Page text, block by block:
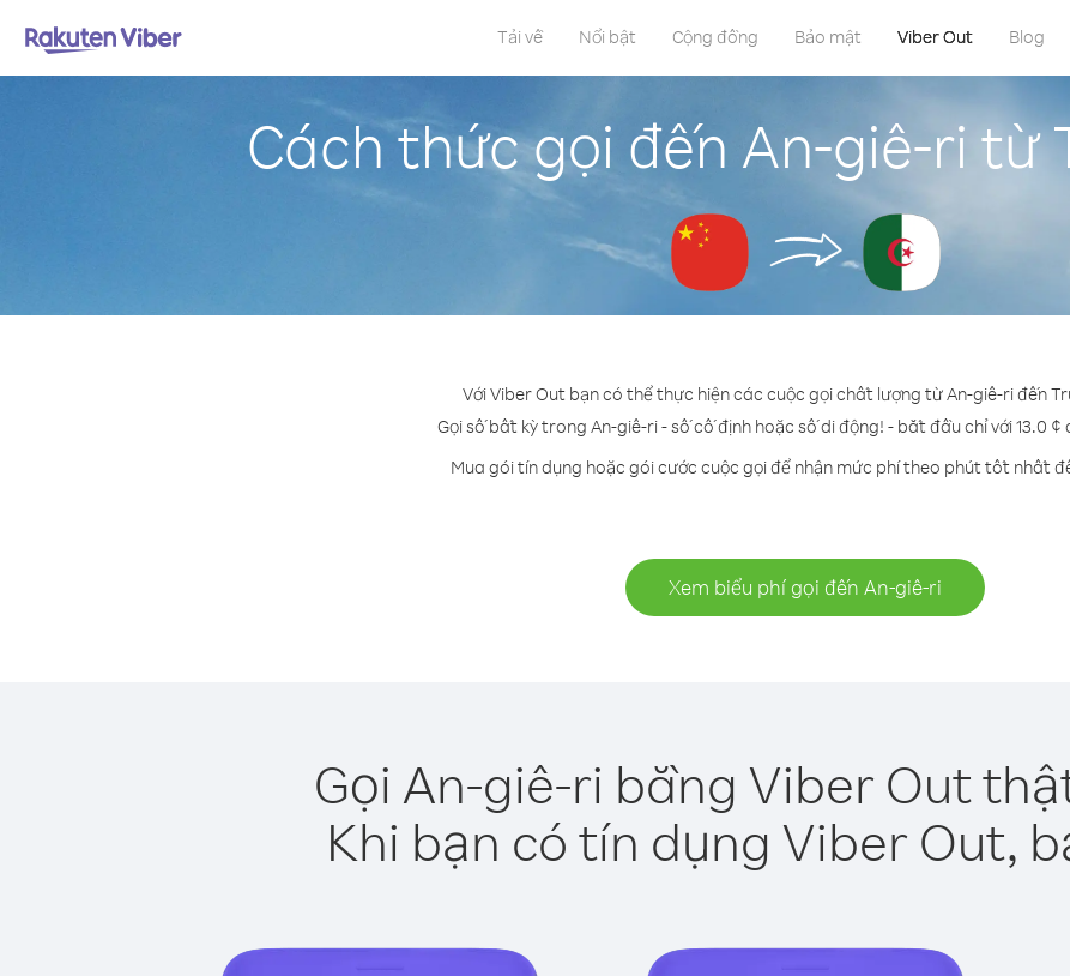
Tải về Nổi bật Cộng đồng Bảo mật Viber Out Blog
Cách thức gọi đến An-giê-ri từ
Với Viber Out bạn có thể thực hiện các cuộc gọi chất lượng từ An-giê-ri đến
Gọi số bất kỳ trong An-giê-ri - số cố định hoặc số di động! - bắt đầu chỉ với 13.0 ¢
Mua gói tín dụng hoặc gói cước cuộc gọi để nhận mức phí theo phút tốt nhất
Xem biểu phí gọi đến An-giê-ri
Gọi An-giê-ri bằng Viber Out
Khi bạn có tín dụng Viber Out,